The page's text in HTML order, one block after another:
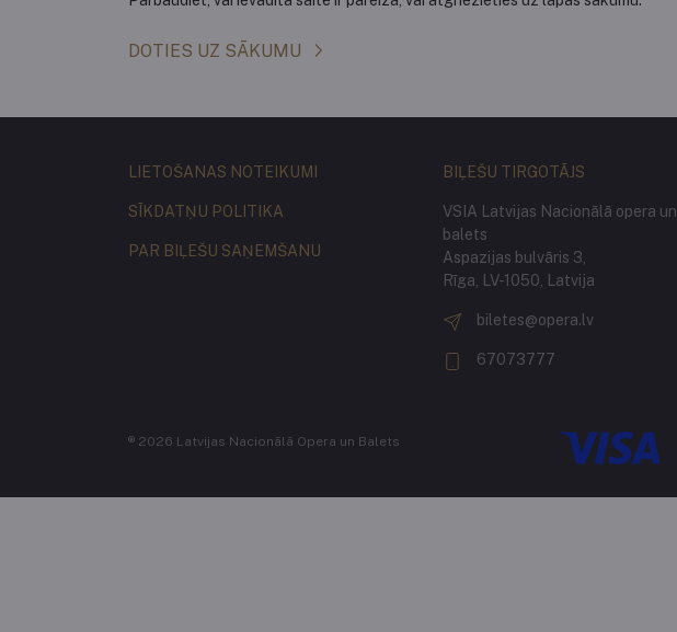
DOTIES UZ SĀKUMU
LIETOŠANAS NOTEIKUMI
SĪKDATŅU POLITIKA
PAR BIĻEŠU SAŅEMŠANU
BIĻEŠU TIRGOTĀJS
VSIA Latvijas Nacionālā opera un
balets
Aspazijas bulvāris 3,
Rīga, LV-1050, Latvija
biletes@opera.lv
67073777
® 2026 Latvijas Nacionālā Opera un Balets